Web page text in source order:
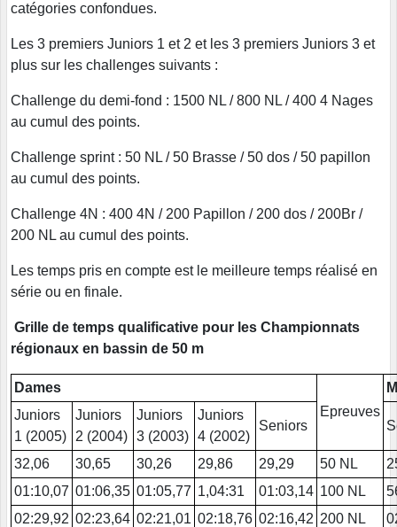
catégories confondues.
Les 3 premiers Juniors 1 et 2 et les 3 premiers Juniors 3 et
plus sur les challenges suivants :
Challenge du demi-fond : 1500 NL / 800 NL / 400 4 Nages
au cumul des points.
Challenge sprint : 50 NL / 50 Brasse / 50 dos / 50 papillon
au cumul des points.
Challenge 4N : 400 4N / 200 Papillon / 200 dos / 200Br /
200 NL au cumul des points.
Les temps pris en compte est le meilleure temps réalisé en
série ou en finale.
Grille de temps qualificative pour les Championnats
régionaux en bassin de 50 m
Dames
Epreuves
Juniors
1 (2005)
Juniors
2 (2004)
Juniors
3 (2003)
Juniors
4 (2002)
Seniors
32,06 30,65 30,26 29,86 29,29 50 NL
01:10,07 01:06,35 01:05,77 1,04:31 01:03,14 100 NL
02:29,92 02:23,64 02:21,01 02:18,76 02:16,42 200 NL